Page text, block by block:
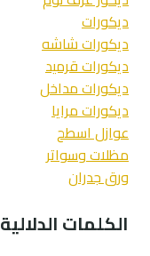
ديكورات
ديكورات شاشه
ديكورات قرميد
ديكورات مداخل
ديكورات مرايا
عوازل اسطح
مظلات وسواتر
ورق جدران
الكلمات الدلالية